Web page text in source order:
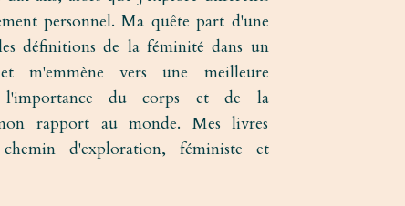
personnel. Ma quête part d'une
définitions de la féminité dans un
m'emmène vers une meilleure
l'importance du corps et de la
rapport au monde. Mes livres
d'exploration, féministe et